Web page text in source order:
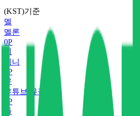
(KST)기준
멜
멜론
0P
지니
P
유
유튜브 뮤직
P
플